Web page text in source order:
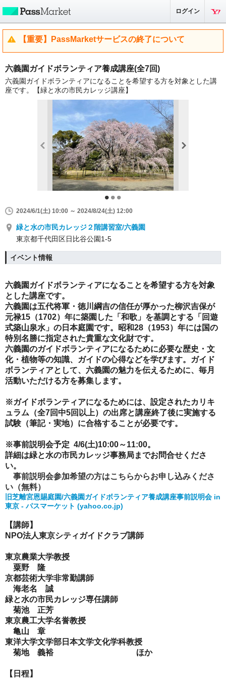
ログイン
【重要】PassMarketサービスの終了について
六義園ガイドボランティア養成講座(全7回)
六義園ガイドボランティアになることを希望する方を対象とした講
座です。【緑と水の市民カレッジ講座】
2024/6/1(土) 10:00 ～ 2024/8/24(土) 12:00
緑と水の市民カレッジ２階講習室/六義園
東京都千代田区日比谷公園1-5
イベント情報
六義園ガイドボランティアになることを希望する方を対象
とした講座です。
六義園は五代将軍・徳川綱吉の信任が厚かった柳沢吉保が
元禄15（1702）年に築園した「和歌」を基調とする「回遊
式築山泉水」の日本庭園です。昭和28（1953）年には国の
特別名勝に指定された貴重な文化財です。
六義園のガイドボランティアになるために必要な歴史・文
化・植物等の知識、ガイドの心得などを学びます。ガイド
ボランティアとして、六義園の魅力を伝えるために、毎月
活動いただける方を募集します。
※ガイドボランティアになるためには、設定されたカリキ
ュラム（全7回中5回以上）の出席と講座終了後に実施する
試験（筆記・実地）に合格することが必要です。
※事前説明会予定 4/6(土)10:00～11:00。
詳細は緑と水の市民カレッジ事務局までお問合せくださ
い。
事前説明会参加希望の方はこちらからお申し込みくださ
い（無料）
旧芝離宮恩賜庭園/六義園ガイドボランティア養成講座事前説明会 in
東京 - パスマーケット (yahoo.co.jp)
【講師】
NPO法人東京シティガイドクラブ講師
東京農業大学教授
粟野 隆
京都芸術大学非常勤講師
海老名 誠
緑と水の市民カレッジ専任講師
菊池 正芳
東京農工大学名誉教授
亀山 章
東洋大学文学部日本文学文化学科教授
菊地 義裕 ほか
【日程】